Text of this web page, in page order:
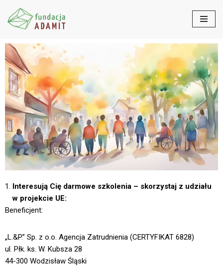
Przejdź
treści
Interesują Cię darmowe szkolenia – skorzystaj z udziału
w projekcie UE:
Beneficjent:
„L.&P.” Sp. z o.o. Agencja Zatrudnienia (CERTYFIKAT 6828)
ul. Płk. ks. W. Kubsza 28
44-300 Wodzisław Śląski